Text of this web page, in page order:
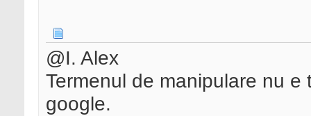
@I. Alex
Termenul de manipulare nu
google.